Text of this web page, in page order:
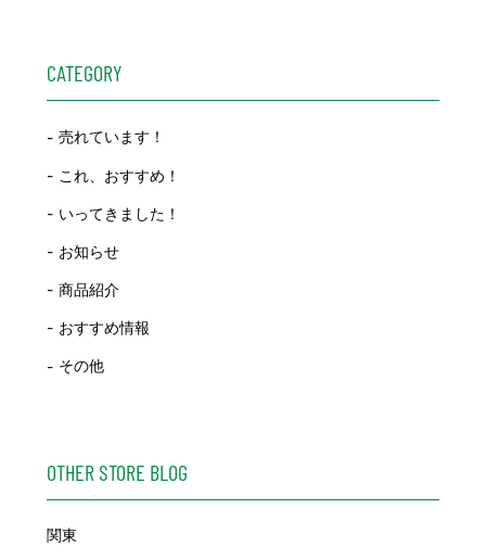
CATEGORY
売れています！
これ、おすすめ！
いってきました！
お知らせ
商品紹介
おすすめ情報
その他
OTHER STORE BLOG
関東